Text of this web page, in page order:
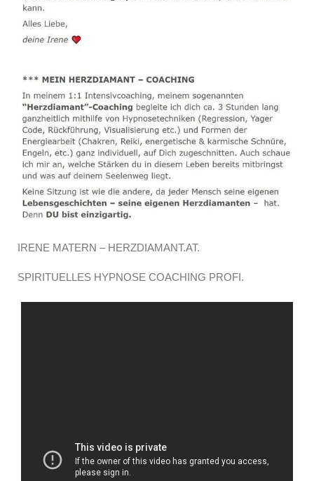
IRENE MATERN – HERZDIAMANT.AT.
SPIRITUELLES HYPNOSE COACHING PROFI.